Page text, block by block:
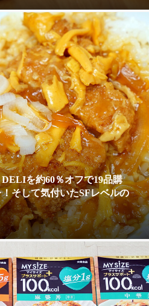
を約60％オフで19品購
そして気付いたSFレベルの